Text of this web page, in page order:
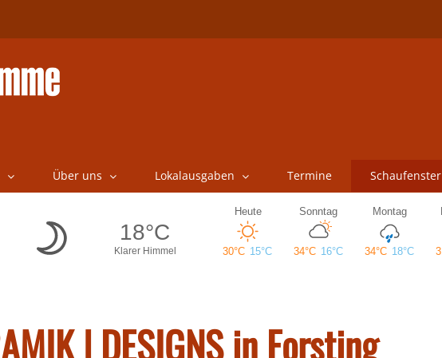
Über uns Lokalausgaben Termine Schaufenster
| DESIGNS in Forsting